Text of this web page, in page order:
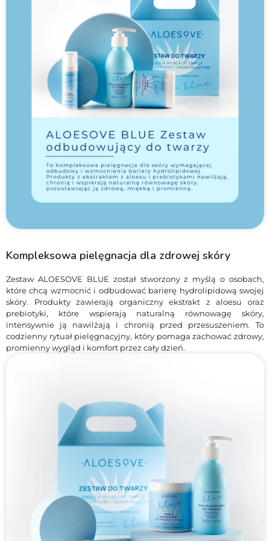
Kompleksowa pielęgnacja dla zdrowej skóry
Zestaw ALOESOVE BLUE został stworzony z myślą o osobach,
które chcą wzmocnić i odbudować barierę hydrolipidową swojej
skóry. Produkty zawierają organiczny ekstrakt z aloesu oraz
prebiotyki, które wspierają naturalną równowagę skóry,
intensywnie ją nawilżają i chronią przed przesuszeniem. To
codzienny rytuał pielęgnacyjny, który pomaga zachować zdrowy,
promienny wygląd i komfort przez cały dzień.
Ekstrakt z aloesu intensywnie nawilża, łagodzi podrażnienia i
wspomaga regenerację skóry, a prebiotyki dbają o zdrowie
mikrobiomu i odporność skóry na czynniki zewnętrzne. Produkty z
zestawu są delikatne, a jednocześnie skuteczne, odpowiednie dla
każdego typu cery i wspierają długotrwałe zachowanie
młodzieńczego wyglądu.